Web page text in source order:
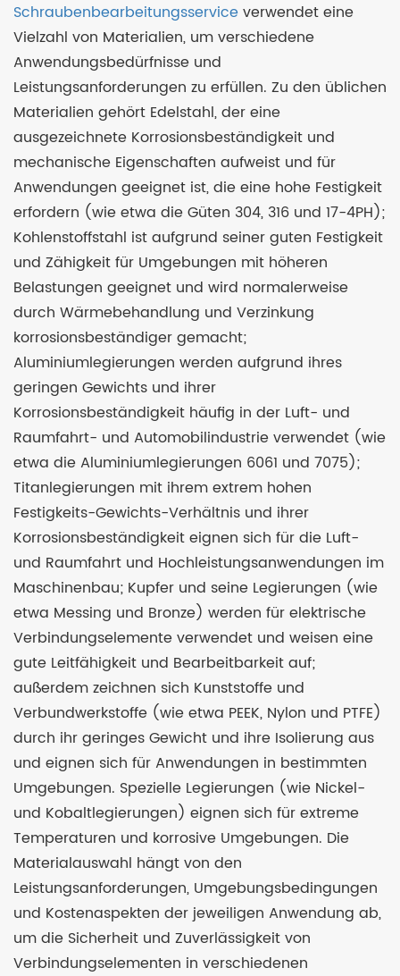
Schraubenbearbeitungsserviceverwendet eine
Vielzahl von Materialien, um verschiedene
Anwendungsbedürfnisse und
Leistungsanforderungen zu erfüllen. Zu den üblichen
Materialien gehört Edelstahl, der eine
ausgezeichnete Korrosionsbeständigkeit und
mechanische Eigenschaften aufweist und für
Anwendungen geeignet ist, die eine hohe Festigkeit
erfordern (wie etwa die Güten 304, 316 und 17-4PH);
Kohlenstoffstahl ist aufgrund seiner guten Festigkeit
und Zähigkeit für Umgebungen mit höheren
Belastungen geeignet und wird normalerweise
durch Wärmebehandlung und Verzinkung
korrosionsbeständiger gemacht;
Aluminiumlegierungen werden aufgrund ihres
geringen Gewichts und ihrer
Korrosionsbeständigkeit häufig in der Luft- und
Raumfahrt- und Automobilindustrie verwendet (wie
etwa die Aluminiumlegierungen 6061 und 7075);
Titanlegierungen mit ihrem extrem hohen
Festigkeits-Gewichts-Verhältnis und ihrer
Korrosionsbeständigkeit eignen sich für die Luft-
und Raumfahrt und Hochleistungsanwendungen im
Maschinenbau; Kupfer und seine Legierungen (wie
etwa Messing und Bronze) werden für elektrische
Verbindungselemente verwendet und weisen eine
gute Leitfähigkeit und Bearbeitbarkeit auf;
außerdem zeichnen sich Kunststoffe und
Verbundwerkstoffe (wie etwa PEEK, Nylon und PTFE)
durch ihr geringes Gewicht und ihre Isolierung aus
und eignen sich für Anwendungen in bestimmten
Umgebungen. Spezielle Legierungen (wie Nickel-
und Kobaltlegierungen) eignen sich für extreme
Temperaturen und korrosive Umgebungen. Die
Materialauswahl hängt von den
Leistungsanforderungen, Umgebungsbedingungen
und Kostenaspekten der jeweiligen Anwendung ab,
um die Sicherheit und Zuverlässigkeit von
Verbindungselementen in verschiedenen